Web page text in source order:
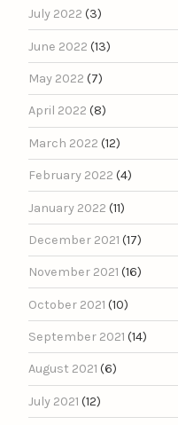
July 2022 (3)
June 2022 (13)
May 2022 (7)
April 2022 (8)
March 2022 (12)
February 2022 (4)
January 2022 (11)
December 2021 (17)
November 2021 (16)
October 2021 (10)
September 2021 (14)
August 2021 (6)
July 2021 (12)